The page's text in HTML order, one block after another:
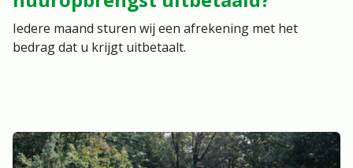
Iedere maand sturen wij een afrekening met het
bedrag dat u krijgt uitbetaalt.